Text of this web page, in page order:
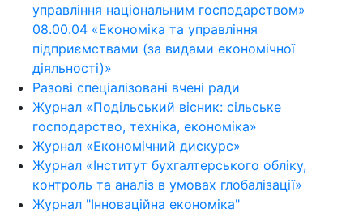
управління національним господарством»
08.00.04 «Економіка та управління
підприємствами (за видами економічної
діяльності)»
Разові спеціалізовані вчені ради
Журнал «Подільський вісник: сільське
господарство, техніка, економіка»
Журнал «Економічний дискурс»
Журнал «Інститут бухгалтерського обліку,
контроль та аналіз в умовах глобалізації»
Журнал "Інноваційна економіка"